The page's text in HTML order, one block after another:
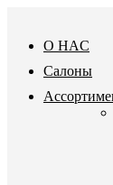
O HAC
Салоны